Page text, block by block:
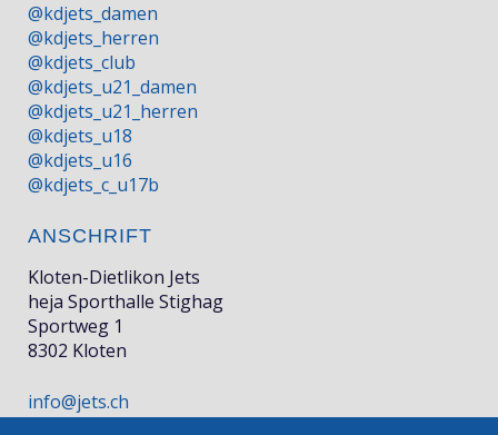
@kdjets_damen
@kdjets_herren
@kdjets_club
@kdjets_u21_damen
@kdjets_u21_herren
@kdjets_u18
@kdjets_u16
@kdjets_c_u17b
ANSCHRIFT
Kloten-Dietlikon Jets
heja Sporthalle Stighag
Sportweg 1
8302 Kloten
info@jets.ch